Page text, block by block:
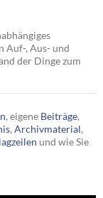
Auf-, Aus- und
der Dinge zum
, eigene Beiträge,
, Archivmaterial,
und wie Sie